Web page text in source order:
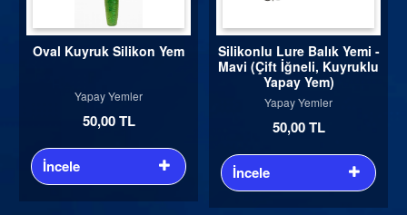
Oval Kuyruk Silikon Yem
Yapay Yemler
50,00 TL
İncele
Silikonlu Lure Balık Yemi -
Mavi (Çift İğneli, Kuyruklu
Yapay Yem)
Yapay Yemler
50,00 TL
İncele